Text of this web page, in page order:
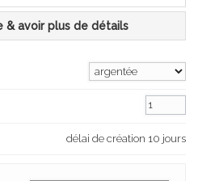
& avoir plus de détails
délai de création 10 jours